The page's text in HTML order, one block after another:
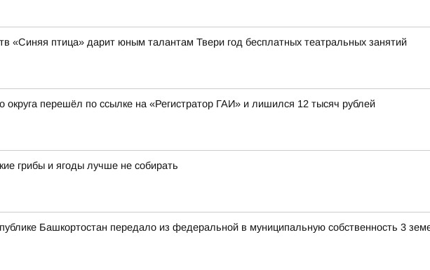
«Синяя птица» дарит юным талантам Твери год бесплатных театральных занятий
округа перешёл по ссылке на «Регистратор ГАИ» и лишился 12 тысяч рублей
грибы и ягоды лучше не собирать
Башкортостан передало из федеральной в муниципальную собственность 3